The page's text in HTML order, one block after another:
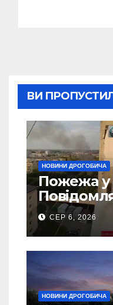
ВИ
НОВИНИ ДРОГОБИЧА
Пожежа у
5 гаражів
СЕР 6, 2026
НОВИНИ ДРОГОБИЧА